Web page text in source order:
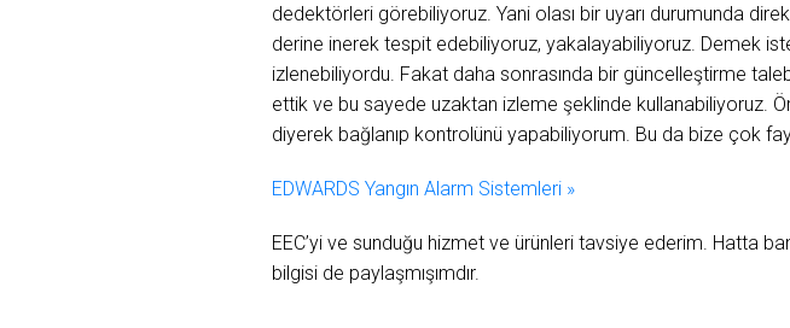
dedektörleri görebiliyoruz. Yani olası bir uyarı durumunda
derine inerek tespit edebiliyoruz, yakalayabiliyoruz. Demek
izlenebiliyordu. Fakat daha sonrasında bir güncelleştirme
ettik ve bu sayede uzaktan izleme şeklinde kullanabiliyoruz.
diyerek bağlanıp kontrolünü yapabiliyorum. Bu da bize çok
EDWARDS Yangın Alarm Sistemleri »
EEC’yi ve sunduğu hizmet ve ürünleri tavsiye ederim. Hatta
bilgisi de paylaşmışımdır.